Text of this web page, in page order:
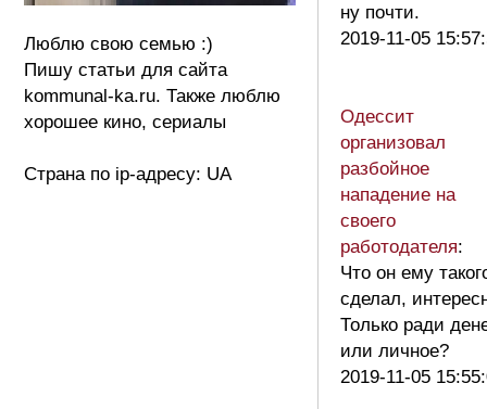
Люблю свою семью :)
Пишу статьи для сайта
kommunal-ka.ru. Также люблю
хорошее кино, сериалы
Страна по ip-адресу: UA
ну почти.
2019-11-05
Одессит
организовал
разбойное
нападение на
своего
работодателя:
Что он ему
сделал,
Только ради
или личное?
2019-11-05